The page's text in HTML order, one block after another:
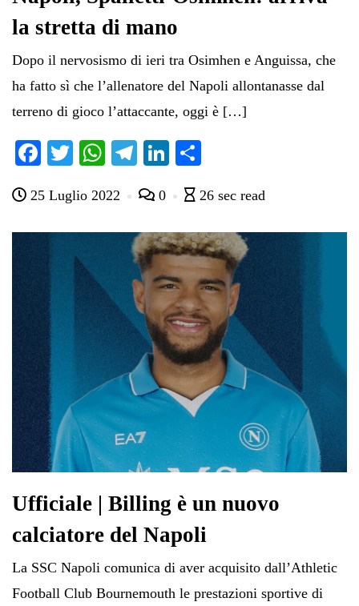
la stretta di mano
Dopo il nervosismo di ieri tra Osimhen e Anguissa, che
ha fatto sì che l’allenatore del Napoli allontanasse dal
terreno di gioco l’attaccante, oggi è […]
Fa
bo
ok
T
tte
r
W
ts
A
Te
gr
a
m
Li
ed
In
di
vi
di
25 Luglio 2022 0 26 sec read
Ufficiale | Billing è un nuovo
calciatore del Napoli
La SSC Napoli comunica di aver acquisito dall’Athletic
Football Club Bournemouth le prestazioni sportive di